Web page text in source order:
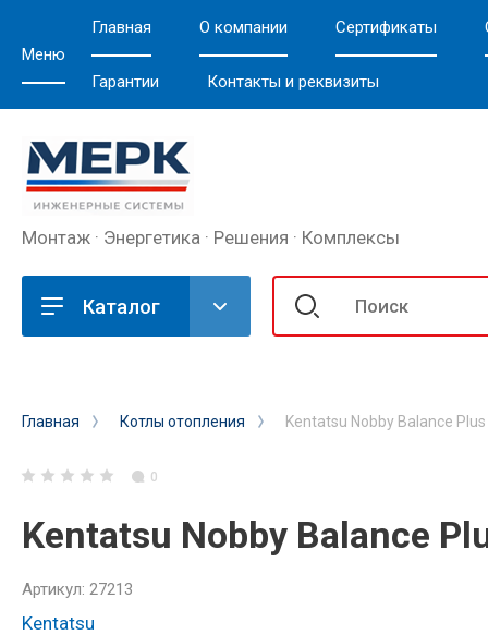
Меню
Главная О компании Сертификаты
Гарантии Контакты и реквизиты
Монтаж · Энергетика · Решения · Комплексы
Каталог
Главная Котлы отопления Kentatsu Nobby Balance
0
Kentatsu Nobby Balance
Артикул: 27213
Kentatsu